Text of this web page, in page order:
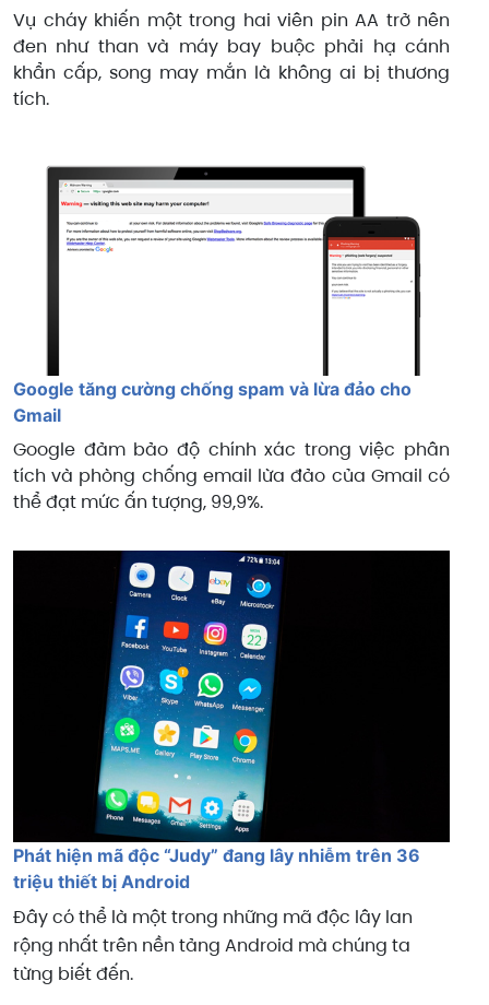
Vụ cháy khiến một trong hai viên pin AA trở nên
đen như than và máy bay buộc phải hạ cánh
khẩn cấp, song may mắn là không ai bị thương
tích.
Google tăng cường chống spam và lừa đảo cho
Gmail
Google đảm bảo độ chính xác trong việc phân
tích và phòng chống email lừa đảo của Gmail có
thể đạt mức ấn tượng, 99,9%.
Phát hiện mã độc “Judy” đang lây nhiễm trên 36
triệu thiết bị Android
Đây có thể là một trong những mã độc lây lan
rộng nhất trên nền tảng Android mà chúng ta
từng biết đến.